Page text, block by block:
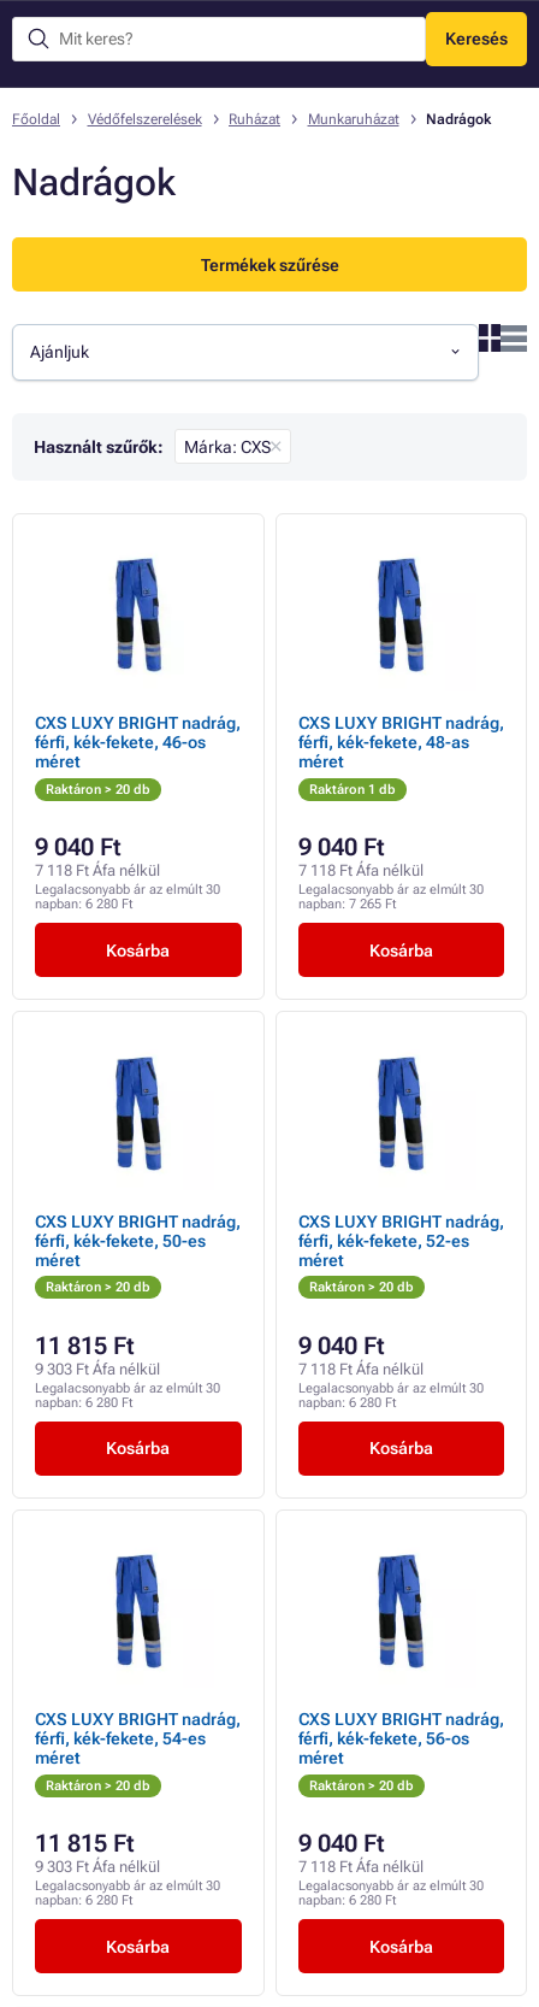
Keresés
Menü
Főoldal Védőfelszerelések Ruházat Munkaruházat Nadrágok
Nadrágok
Termékek szűrése
Ajánljuk
Használt szűrők: Márka: CXS
CXS LUXY BRIGHT nadrág,
férfi, kék-fekete, 46-os
méret
Raktáron > 20 db
9 040 Ft
7 118 Ft Áfa nélkül
Legalacsonyabb ár az elmúlt 30
napban: 6 280 Ft
Kosárba
CXS LUXY BRIGHT nadrág,
férfi, kék-fekete, 48-as
méret
Raktáron 1 db
9 040 Ft
7 118 Ft Áfa nélkül
Legalacsonyabb ár az elmúlt 30
napban: 7 265 Ft
Kosárba
CXS LUXY BRIGHT nadrág,
férfi, kék-fekete, 50-es
méret
Raktáron > 20 db
11 815 Ft
9 303 Ft Áfa nélkül
Legalacsonyabb ár az elmúlt 30
napban: 6 280 Ft
Kosárba
CXS LUXY BRIGHT nadrág,
férfi, kék-fekete, 52-es
méret
Raktáron > 20 db
9 040 Ft
7 118 Ft Áfa nélkül
Legalacsonyabb ár az elmúlt 30
napban: 6 280 Ft
Kosárba
CXS LUXY BRIGHT nadrág,
férfi, kék-fekete, 54-es
méret
Raktáron > 20 db
11 815 Ft
9 303 Ft Áfa nélkül
Legalacsonyabb ár az elmúlt 30
napban: 6 280 Ft
Kosárba
CXS LUXY BRIGHT nadrág,
férfi, kék-fekete, 56-os
méret
Raktáron > 20 db
9 040 Ft
7 118 Ft Áfa nélkül
Legalacsonyabb ár az elmúlt 30
napban: 6 280 Ft
Kosárba